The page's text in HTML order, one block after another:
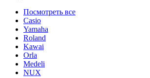
Посмотреть все
Casio
Yamaha
Roland
Kawai
Orla
Medeli
NUX